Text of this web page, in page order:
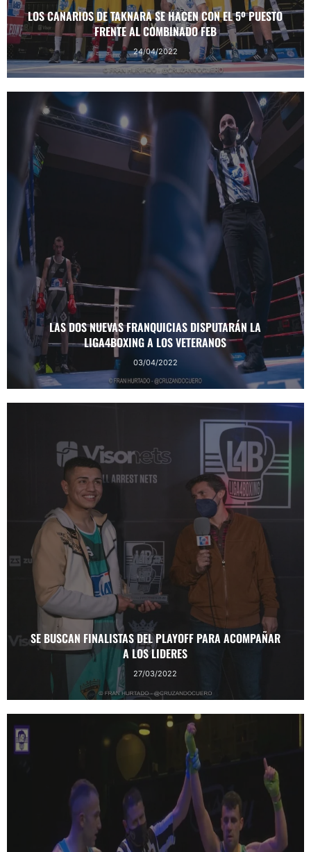
LOS CANARIOS DE TAKNARA SE HACEN CON EL 5º PUESTO
FRENTE AL COMBINADO FEB
24/04/2022
LAS DOS NUEVAS FRANQUICIAS DISPUTARÁN LA
LIGA4BOXING A LOS VETERANOS
03/04/2022
SE BUSCAN FINALISTAS DEL PLAYOFF PARA ACOMPAÑAR
A LOS LIDERES
27/03/2022